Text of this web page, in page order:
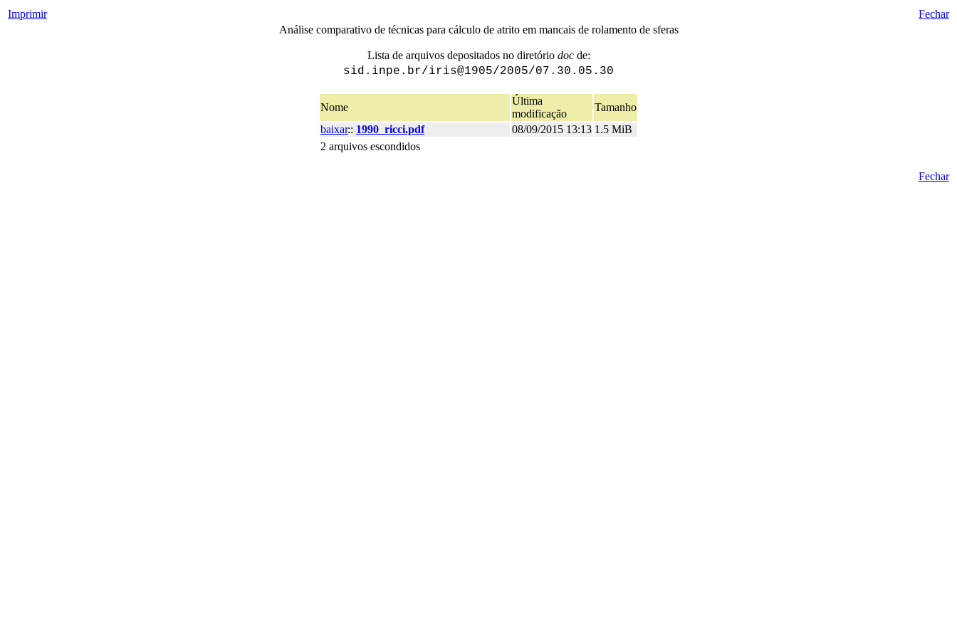
Imprimir
Fechar
Análise comparativo de técnicas para cálculo de atrito em mancais de rolamento de sferas
Lista de arquivos depositados no diretório docde:
sid.inpe.br/iris@1905/2005/07.30.05.30
Nome
Última
modificação
Tamanho
baixar:: 1990_ricci.pdf 08/09/2015 13:13 1.5 MiB
2 arquivos escondidos
Fechar